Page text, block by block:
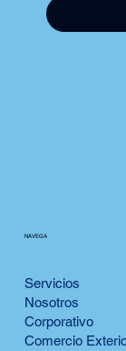
Servicios
Nosotros
Corporativo
Comercio
NAVEGA